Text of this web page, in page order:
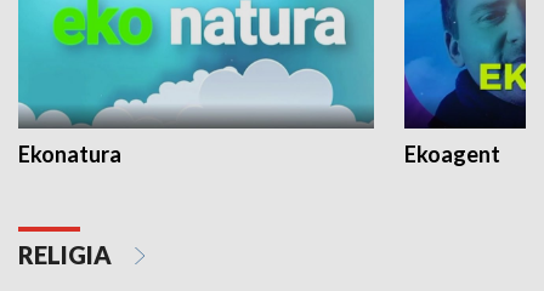
Ekonatura Ekoagent
RELIGIA